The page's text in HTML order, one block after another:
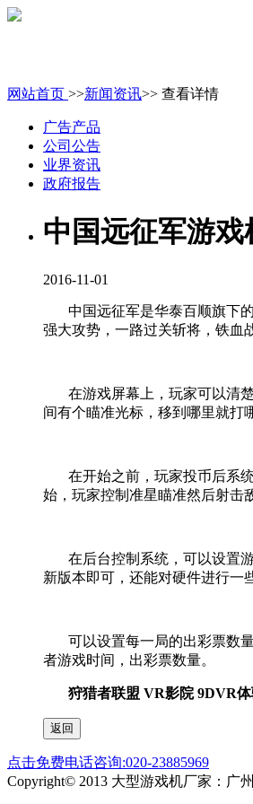
网站首页 >>新闻资讯>> 查看详情
广告产品
公司公告
业界资讯
政府报告
中国远征军游
2016-11-01
中国远征军是华泰百顺旗下
强大攻势，一路过关斩将，铁血
在游戏屏幕上，玩家可以清
间有个瞄准光标，移到哪里就打
在开始之前，玩家投币后系
始，玩家控制准星瞄准然后射击
在后台控制系统，可以设置
新版本即可，还能对硬件进行一
可以设置每一局的出彩票数
者游戏时间，出彩票数量。
狩猎者联盟 VR影院 9DVR
点击免费电话咨询:020-23885969
Copyright© 2013 大型游戏机厂家：广